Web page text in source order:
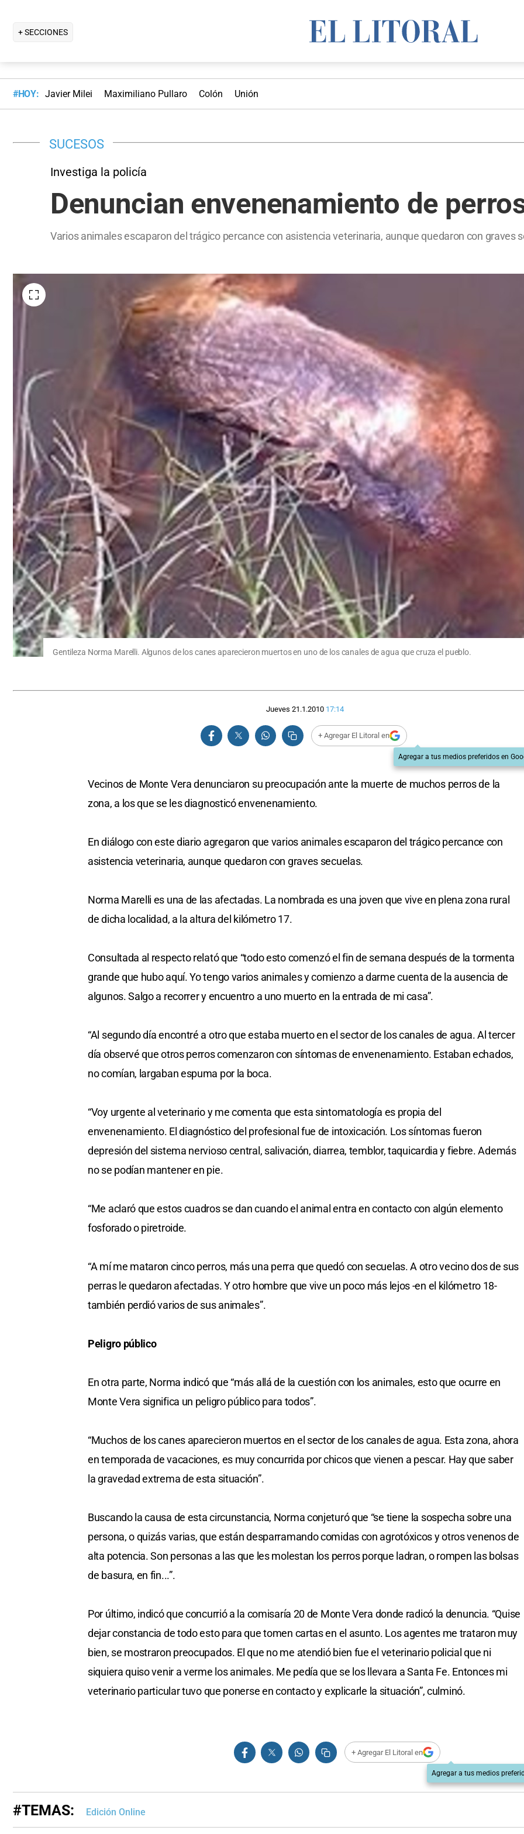
+ SECCIONES
#HOY: Javier Milei Maximiliano Pullaro Colón Unión
SUCESOS
Investiga la policía
Denuncian envenenamiento de
Varios animales escaparon del trágico percance con asistencia veterinaria, aunque quedaron con graves
Gentileza Norma Marelli. Algunos de los canes aparecieron muertos en uno de los canales de agua que cruza el pueblo.
Jueves 21.1.2010 17:14
+ Agregar El Litoral en
Agregar a tus medios preferidos en
Vecinos de Monte Vera denunciaron su preocupación ante la muerte de muchos perros de la
zona, a los que se les diagnosticó envenenamiento.
En diálogo con este diario agregaron que varios animales escaparon del trágico percance con
asistencia veterinaria, aunque quedaron con graves secuelas.
Norma Marelli es una de las afectadas. La nombrada es una joven que vive en plena zona rural
de dicha localidad, a la altura del kilómetro 17.
Consultada al respecto relató que “todo esto comenzó el fin de semana después de la tormenta
grande que hubo aquí. Yo tengo varios animales y comienzo a darme cuenta de la ausencia de
algunos. Salgo a recorrer y encuentro a uno muerto en la entrada de mi casa”.
“Al segundo día encontré a otro que estaba muerto en el sector de los canales de agua. Al tercer
día observé que otros perros comenzaron con síntomas de envenenamiento. Estaban echados,
no comían, largaban espuma por la boca.
“Voy urgente al veterinario y me comenta que esta sintomatología es propia del
envenenamiento. El diagnóstico del profesional fue de intoxicación. Los síntomas fueron
depresión del sistema nervioso central, salivación, diarrea, temblor, taquicardia y fiebre. Además
no se podían mantener en pie.
“Me aclaró que estos cuadros se dan cuando el animal entra en contacto con algún elemento
fosforado o piretroide.
“A mí me mataron cinco perros, más una perra que quedó con secuelas. A otro vecino dos de sus
perras le quedaron afectadas. Y otro hombre que vive un poco más lejos -en el kilómetro 18-
también perdió varios de sus animales”.
Peligro público
En otra parte, Norma indicó que “más allá de la cuestión con los animales, esto que ocurre en
Monte Vera significa un peligro público para todos”.
“Muchos de los canes aparecieron muertos en el sector de los canales de agua. Esta zona, ahora
en temporada de vacaciones, es muy concurrida por chicos que vienen a pescar. Hay que saber
la gravedad extrema de esta situación”.
Buscando la causa de esta circunstancia, Norma conjeturó que “se tiene la sospecha sobre una
persona, o quizás varias, que están desparramando comidas con agrotóxicos y otros venenos de
alta potencia. Son personas a las que les molestan los perros porque ladran, o rompen las bolsas
de basura, en fin...”.
Por último, indicó que concurrió a la comisaría 20 de Monte Vera donde radicó la denuncia. “Quise
dejar constancia de todo esto para que tomen cartas en el asunto. Los agentes me trataron muy
bien, se mostraron preocupados. El que no me atendió bien fue el veterinario policial que ni
siquiera quiso venir a verme los animales. Me pedía que se los llevara a Santa Fe. Entonces mi
veterinario particular tuvo que ponerse en contacto y explicarle la situación”, culminó.
+ Agregar El Litoral en
Agregar a tus medios
#TEMAS: Edición Online